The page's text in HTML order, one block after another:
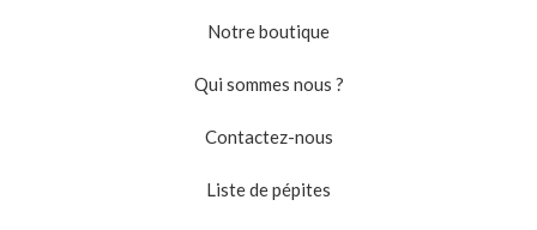
Notre boutique
Qui sommes nous ?
Contactez-nous
Liste de pépites